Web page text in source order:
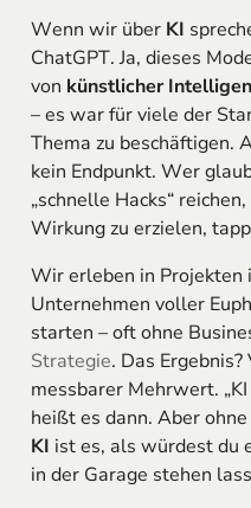
Wenn wir über KI
ChatGPT. Ja, dieses
von künstlicher
– es war für viele der
Thema zu beschäftigen.
kein Endpunkt. Wer
„schnelle Hacks“
Wirkung zu erzielen,
Wir erleben in Projekten
Unternehmen voller
starten – oft ohne
Strategie. Das
messbarer Mehrwert.
heißt es dann. Aber
KI ist es, als würdest du
in der Garage stehen